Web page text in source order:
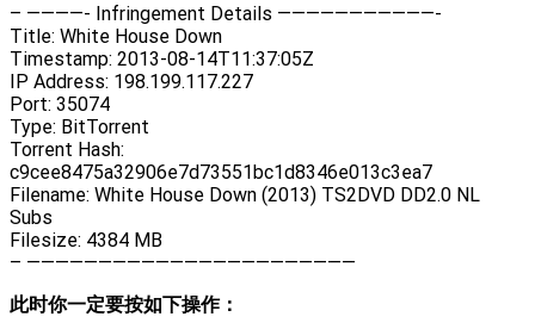
– ————- Infringement Details ———————————-
Title: White House Down
Timestamp: 2013-08-14T11:37:05Z
IP Address: 198.199.117.227
Port: 35074
Type: BitTorrent
Torrent Hash:
c9cee8475a32906e7d73551bc1d8346e013c3ea7
Filename: White House Down (2013) TS2DVD DD2.0 NL
Subs
Filesize: 4384 MB
– ———————————————————————
此时你一定要按如下操作：